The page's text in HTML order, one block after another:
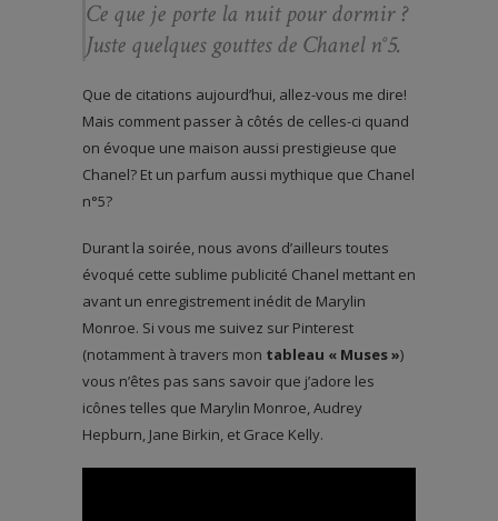
Ce que je porte la nuit pour dormir ?
Juste quelques gouttes de Chanel n°5.
Que de citations aujourd’hui, allez-vous me dire!
Mais comment passer à côtés de celles-ci quand
on évoque une maison aussi prestigieuse que
Chanel? Et un parfum aussi mythique que Chanel
n°5?
Durant la soirée, nous avons d’ailleurs toutes
évoqué cette sublime publicité Chanel mettant en
avant un enregistrement inédit de Marylin
Monroe. Si vous me suivez sur Pinterest
(notamment à travers mon tableau « Muses »)
vous n’êtes pas sans savoir que j’adore les
icônes telles que Marylin Monroe, Audrey
Hepburn, Jane Birkin, et Grace Kelly.